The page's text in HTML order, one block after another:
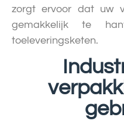
zorgt ervoor dat uw
gemakkelijk te
toeleveringsketen.